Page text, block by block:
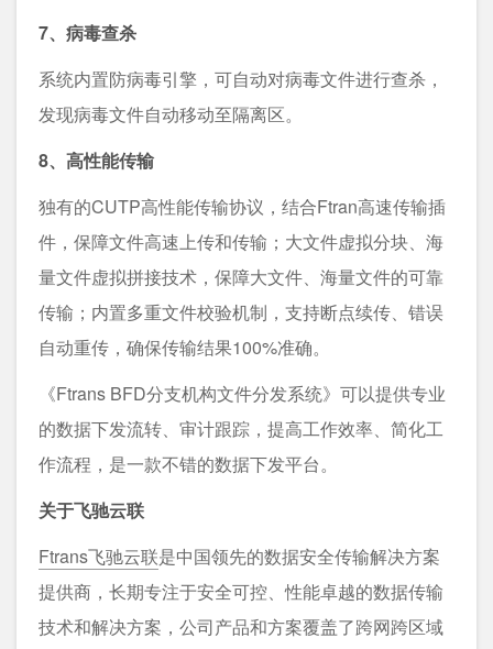
7、病毒查杀
系统内置防病毒引擎，可自动对病毒文件进行查杀，
发现病毒文件自动移动至隔离区。
8、高性能传输
独有的CUTP高性能传输协议，结合Ftran高速传输插
件，保障文件高速上传和传输；大文件虚拟分块、海
量文件虚拟拼接技术，保障大文件、海量文件的可靠
传输；内置多重文件校验机制，支持断点续传、错误
自动重传，确保传输结果100%准确。
《Ftrans BFD分支机构文件分发系统》可以提供专业
的数据下发流转、审计跟踪，提高工作效率、简化工
作流程，是一款不错的数据下发平台。
关于飞驰云联
Ftrans飞驰云联是中国领先的数据安全传输解决方案
提供商，长期专注于安全可控、性能卓越的数据传输
技术和解决方案，公司产品和方案覆盖了跨网跨区域